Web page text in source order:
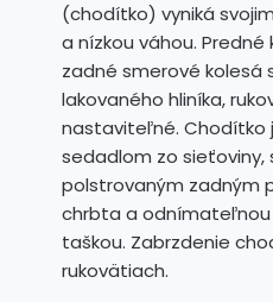
(chodítko) vyniká
a nízkou váhou.
zadné smerové kolesá
lakovaného hliníka,
nastaviteľné. Chodítko
sedadlom zo sieťoviny,
polstrovaným zadným
chrbta a odnímateľnou
taškou. Zabrzdenie
rukovätiach.